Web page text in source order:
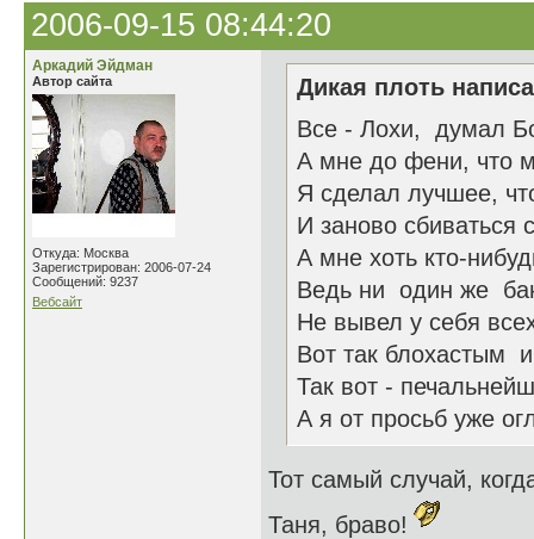
2006-09-15 08:44:20
Аркадий Эйдман
Автор сайта
Откуда: Москва
Зарегистрирован: 2006-07-24
Сообщений: 9237
Вебсайт
Дикая плоть
Все - Лохи, думал
А мне до фени, что
Я сделал лучшее,
И заново сбиваться
А мне хоть кто-
Ведь ни один же
Не вывел у себя
Вот так блохастым
Так вот -
А я от просьб уже
Тот самый случай,
Таня, браво!